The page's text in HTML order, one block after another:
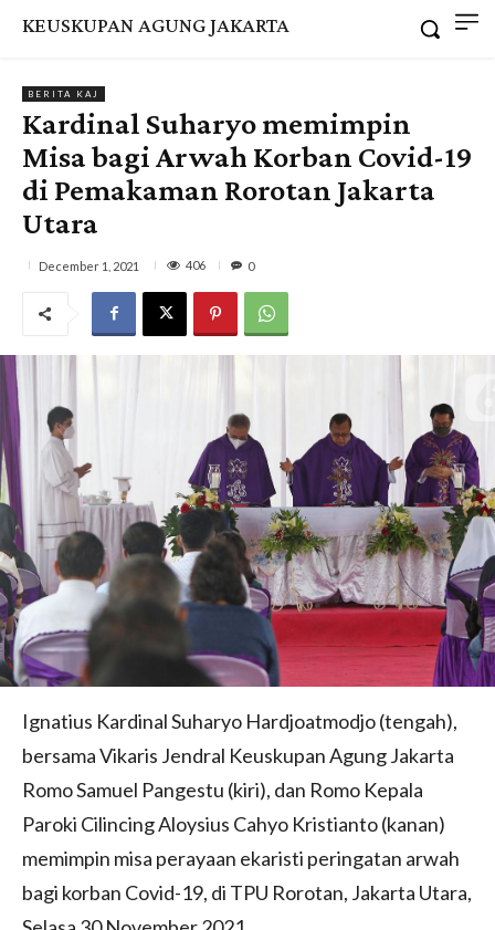
KEUSKUPAN AGUNG JAKARTA
BERITA KAJ
Kardinal Suharyo memimpin
Misa bagi Arwah Korban Covid-19
di Pemakaman Rorotan Jakarta
Utara
December 1, 2021 406 0
Ignatius Kardinal Suharyo Hardjoatmodjo (tengah),
bersama Vikaris Jendral Keuskupan Agung Jakarta
Romo Samuel Pangestu (kiri), dan Romo Kepala
Paroki Cilincing Aloysius Cahyo Kristianto (kanan)
memimpin misa perayaan ekaristi peringatan arwah
bagi korban Covid-19, di TPU Rorotan, Jakarta Utara,